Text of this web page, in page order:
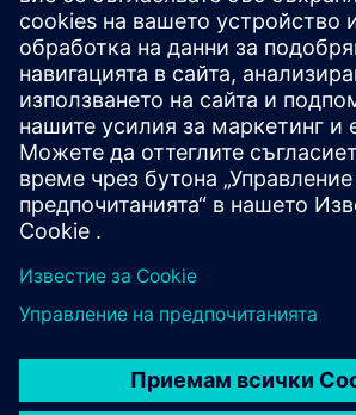
местоположение в Кундл,
Kundl и в нашетоместоположение в
Bundesstraße 17, 5760 Saalfelden.
За търговския лиценз, посочен в
и друго стопанско помещение в
мстоположение в Матерсбург,
Mattersburg.